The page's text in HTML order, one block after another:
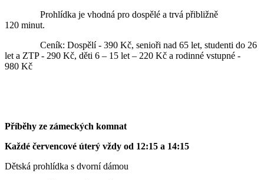
Prohlídka je vhodná pro dospělé a trvá přibližně
120 minut.
Ceník: Dospělí - 390 Kč, senioři nad 65 let, studenti do 26
let a ZTP - 290 Kč, děti 6 – 15 let – 220 Kč a rodinné vstupné -
980 Kč
Příběhy ze zámeckých komnat
Každé červencové úterý vždy od 12:15 a 14:15
Dětská prohlídka s dvorní dámou